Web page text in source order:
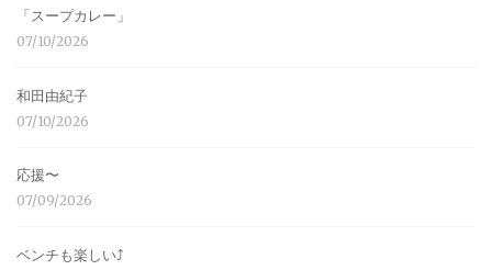
「スープカレー」
07/10/2026
和田由紀子
07/10/2026
応援〜
07/09/2026
ベンチも楽しい⤴︎